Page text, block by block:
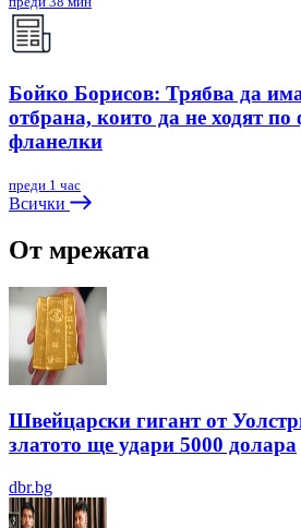
Бойко Борисов: Трябва да
отбрана, които да не ходят
фланелки
преди 1 час
Всички
От мрежата
Швейцарски гигант от
златото ще удари 5000 долара
dbr.bg